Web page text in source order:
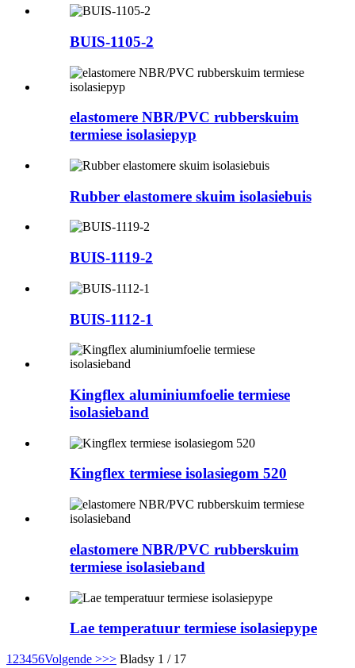
BUIS-1105-2
elastomere NBR/PVC rubberskuim
termiese isolasiepyp
Rubber elastomere skuim isolasiebuis
BUIS-1119-2
BUIS-1112-1
Kingflex aluminiumfoelie termiese
isolasieband
Kingflex termiese isolasiegom 520
elastomere NBR/PVC rubberskuim
termiese isolasieband
Lae temperatuur termiese isolasiepype
1 23456Volgende >>> Bladsy 1 / 17